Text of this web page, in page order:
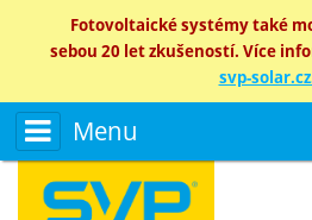
Fotovoltaické systémy také
sebou 20 let zkušeností. Více
svp-
Menu